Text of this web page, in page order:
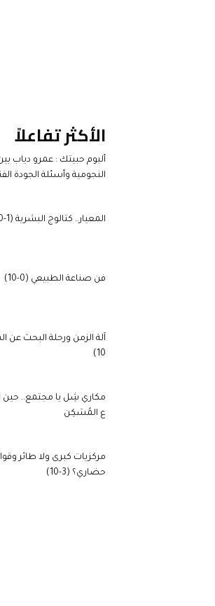
الأكثر تفاعلاً
ألبوم حبيتك : عمرو دياب
النجومية وأسئلة الجودة
المعيار.. كتالوج البشرية (1-10)
فن صناعة الطبيعي (0-10)
10)
مكاري شِل يا مجتمع.. حين
ع المُسَكِن
مركزيات كبرى ولا طائر
حضاري؟ (3-10)